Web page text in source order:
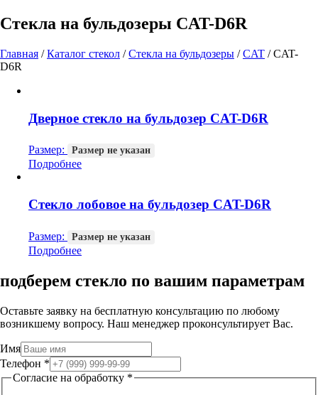
Стекла на бульдозеры CAT-D6R
Главная /Каталог стекол /Стекла на бульдозеры /CAT /CAT-
D6R
Дверное стекло на бульдозер CAT-D6R
Размер: Размер не указан
Подробнее
Стекло лобовое на бульдозер CAT-D6R
Размер: Размер не указан
Подробнее
подберем стекло по вашим параметрам
Оставьте заявку на бесплатную консультацию по любому
возникшему вопросу. Наш менеджер проконсультирует Вас.
Имя
Телефон *
Согласие на обработку *